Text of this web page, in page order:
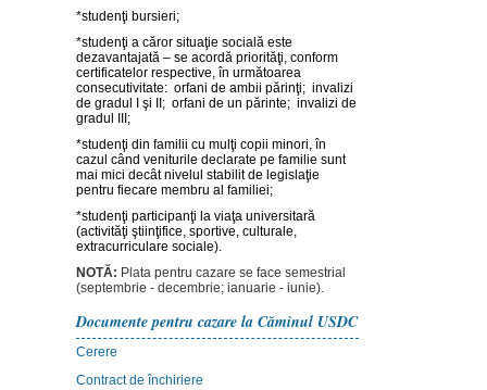
*studenţi bursieri;
*studenţi a căror situaţie socială este
dezavantajată – se acordă priorităţi, conform
certificatelor respective, în următoarea
consecutivitate: orfani de ambii părinţi; invalizi
de gradul I şi II; orfani de un părinte; invalizi de
gradul III;
*studenţi din familii cu mulţi copii minori, în
cazul când veniturile declarate pe familie sunt
mai mici decât nivelul stabilit de legislaţie
pentru fiecare membru al familiei;
*studenţi participanţi la viaţa universitară
(activităţi ştiinţifice, sportive, culturale,
extracurriculare sociale).
NOTĂ: Plata pentru cazare se face semestrial
(septembrie - decembrie; ianuarie - iunie).
Documente pentru cazare la Căminul USDC
Cerere
Contract de închiriere